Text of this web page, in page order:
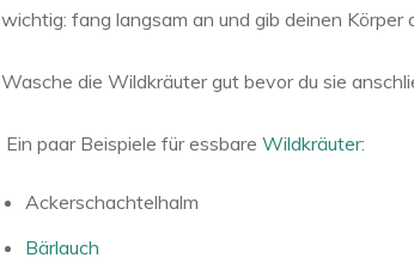
wichtig: fang langsam an und gib deinen
Wasche die Wildkräuter gut bevor du sie
Ein paar Beispiele für essbare Wildkräuter:
Ackerschachtelhalm
Bärlauch